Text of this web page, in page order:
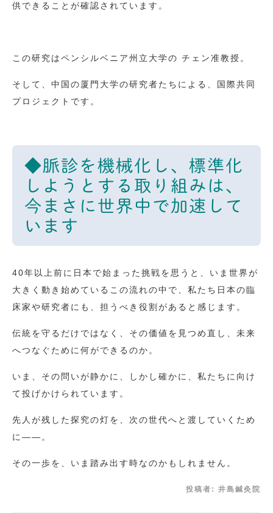
供できることが確認されています。
この研究はペンシルベニア州立大学の チェン准教授。
そして、中国の厦門大学の研究者たちによる、国際共同
プロジェクトです。
◆脈診を機械化し、標準化
しようとする取り組みは、
今まさに世界中で加速して
います
40年以上前に日本で始まった挑戦を思うと、いま世界が
大きく動き始めているこの流れの中で、私たち日本の臨
床家や研究者にも、担うべき役割があると感じます。
伝統を守るだけではなく、その価値を見つめ直し、未来
へつなぐために何ができるのか。
いま、その問いが静かに、しかし確かに、私たちに向け
て投げかけられています。
先人が残した探究の灯を、次の世代へと渡していくため
に――。
その一歩を、いま踏み出す時なのかもしれません。
投稿者: 井島鍼灸院